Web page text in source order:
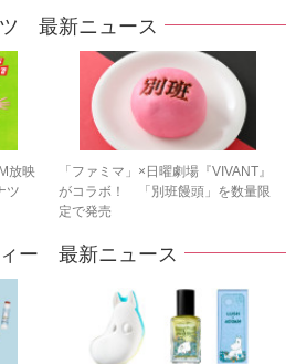
最新ニュース
放映
ツ
「ファミマ」×日曜劇場『VIVANT』
がコラボ！ 「別班饅頭」を数量限
定で発売
ー 最新ニュース